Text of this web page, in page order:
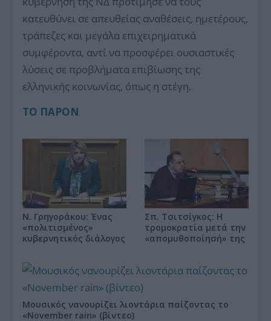
κατευθύνει σε απευθείας αναθέσεις, ημετέρους,
τράπεζες και μεγάλα επιχειρηματικά
συμφέροντα, αντί να προσφέρει ουσιαστικές
λύσεις σε προβλήματα επιβίωσης της
ελληνικής κοινωνίας, όπως η στέγη.
ΤΟ ΠΑΡΟΝ
Ν. Γρηγοράκου: Ένας
«πολιτισμένος»
κυβερνητικός διάλογος
Σπ. Τσιτσίγκος: Η
τρομοκρατία μετά την
«απομυθοποίησή» της
Μουσικός νανουρίζει λιοντάρια παίζοντας το
«November rain» (βίντεο)